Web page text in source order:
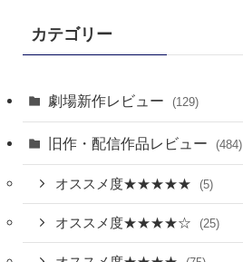
カテゴリー
劇場新作レビュー (129)
旧作・配信作品レビュー (484)
オススメ度★★★★★ (5)
オススメ度★★★★☆ (25)